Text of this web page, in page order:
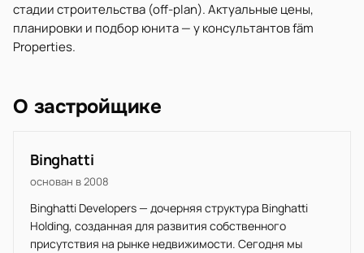
стадии строительства (off-plan). Актуальные цены,
планировки и подбор юнита — у консультантов fäm
Properties.
О застройщике
Binghatti
основан в 2008
Binghatti Developers — дочерняя структура Binghatti
Holding, созданная для развития собственного
присутствия на рынке недвижимости. Сегодня мы